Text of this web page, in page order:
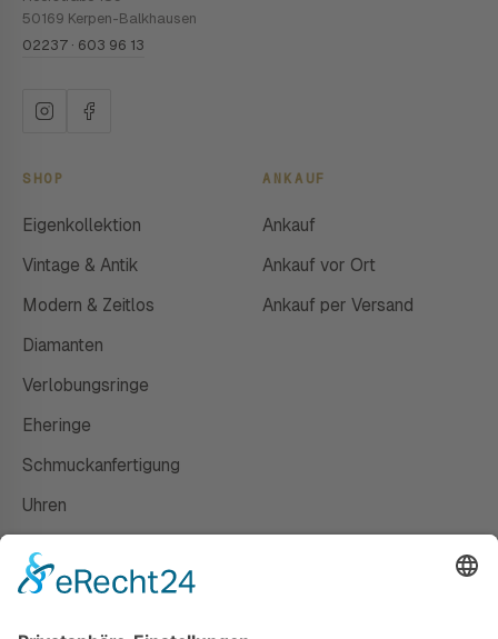
50169 Kerpen-Balkhausen
02237 · 603 96 13
SHOP
Eigenkollektion
Vintage & Antik
Modern & Zeitlos
Diamanten
Verlobungsringe
Eheringe
Schmuckanfertigung
Uhren
ANKAUF
Ankauf
Ankauf vor Ort
Ankauf per Versand